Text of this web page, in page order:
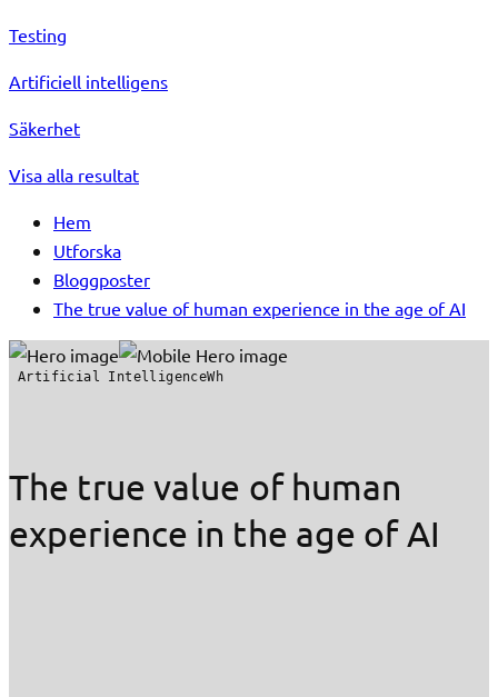
Testing
Artificiell intelligens
Säkerhet
Visa alla resultat
Hem
Utforska
Bloggposter
The true value of human experience in the age of AI
Artificial IntelligenceWh
The true value of human
experience in the age of AI